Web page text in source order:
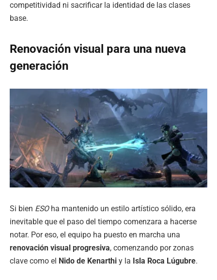
competitividad ni sacrificar la identidad de las clases
base.
Renovación visual para una nueva
generación
Si bien ESOha mantenido un estilo artístico sólido, era
inevitable que el paso del tiempo comenzara a hacerse
notar. Por eso, el equipo ha puesto en marcha una
renovación visual progresiva, comenzando por zonas
clave como el Nido de Kenarthi y la Isla Roca Lúgubre.